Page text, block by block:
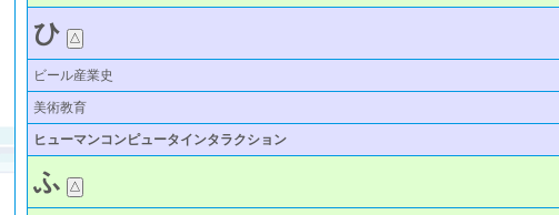
ひ
ビール産業史
美術教育
ヒューマンコンピュータインタラクション
ふ